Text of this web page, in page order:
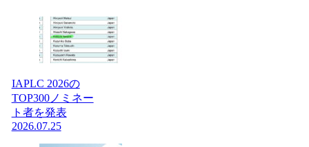
IAPLC 2026の
TOP300ノミネー
ト者を発表
2026.07.25